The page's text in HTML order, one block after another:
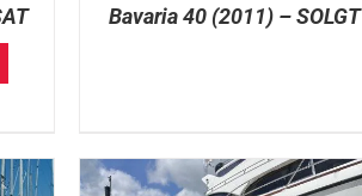
Bavaria 40 (2011) – SOLGT